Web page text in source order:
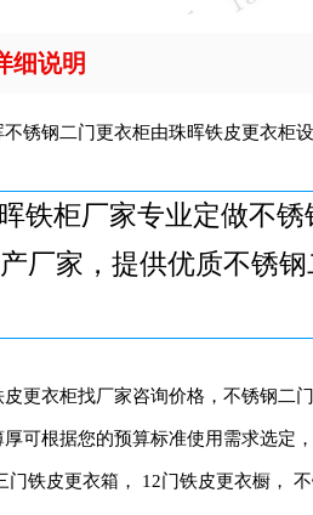
细说明
不锈钢二门更衣柜由珠晖铁皮更衣柜
铁柜厂家专业定做不
厂家，提供优质不锈
皮更衣柜找厂家咨询价格，不锈钢二
厚可根据您的预算标准使用需求选定
门铁皮更衣箱， 12门铁皮更衣橱，